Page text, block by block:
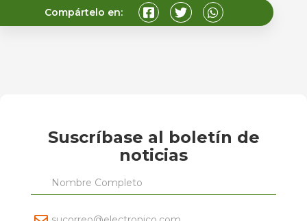
Compártelo en:
Suscríbase al boletín de
noticias